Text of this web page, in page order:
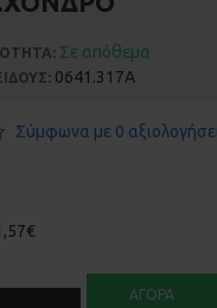
Σε απόθεμα
0641.317A
Σύμφωνα με 0
ΑΓΟΡΆ